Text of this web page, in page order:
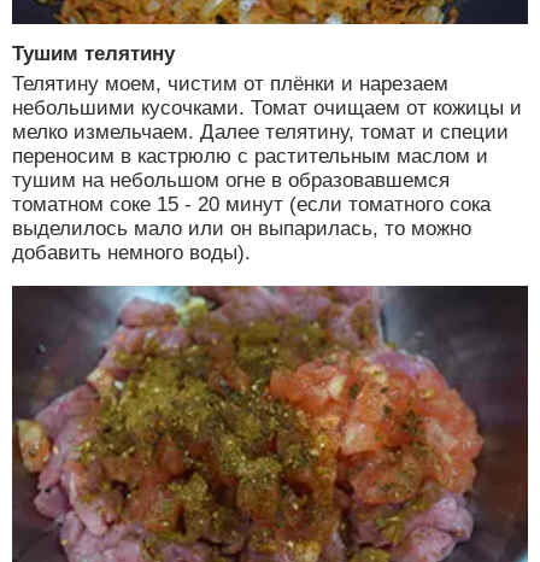
Тушим телятину
Телятину моем, чистим от плёнки и нарезаем
небольшими кусочками. Томат очищаем от кожицы и
мелко измельчаем. Далее телятину, томат и специи
переносим в кастрюлю с растительным маслом и
тушим на небольшом огне в образовавшемся
томатном соке 15 - 20 минут (если томатного сока
выделилось мало или он выпарилась, то можно
добавить немного воды).